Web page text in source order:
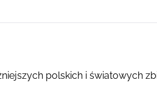
polskich i światowych